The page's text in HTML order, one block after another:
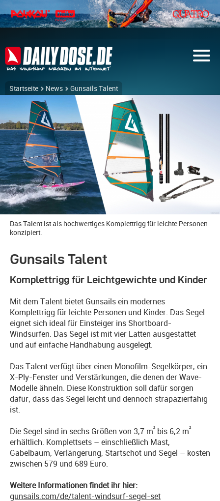
Startseite News Gunsails Talent
Das Talent ist als hochwertiges Komplettrigg für leichte Personen
konzipiert.
Gunsails Talent
Komplettrigg für Leichtgewichte und Kinder
Mit dem Talent bietet Gunsails ein modernes
Komplettrigg für leichte Personen und Kinder. Das Segel
eignet sich ideal für Einsteiger ins Shortboard-
Windsurfen. Das Segel ist mit vier Latten ausgestattet
und auf einfache Handhabung ausgelegt.
Das Talent verfügt über einen Monofilm-Segelkörper, ein
X-Ply-Fenster und Verstärkungen, die denen der Wave-
Modelle ähneln. Diese Konstruktion soll dafür sorgen
dafür, dass das Segel leicht und dennoch strapazierfähig
ist.
Die Segel sind in sechs Größen von 3,7 m² bis 6,2 m²
erhältlich. Komplettsets – einschließlich Mast,
Gabelbaum, Verlängerung, Startschot und Segel – kosten
zwischen 579 und 689 Euro.
Weitere Informationen findet ihr hier:
gunsails.com/de/talent-windsurf-segel-set